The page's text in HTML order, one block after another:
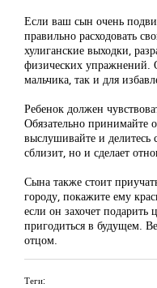
Если ваш сын очень
правильно расходовать
хулиганские выходки,
физических упражнений.
мальчика, так и для
Ребенок должен
Обязательно принимайте
выслушивайте и
сблизит, но и сделает
Сына также стоит
городу, покажите ему
если он захочет подарить
пригодиться в будущем.
отцом.
Теги: